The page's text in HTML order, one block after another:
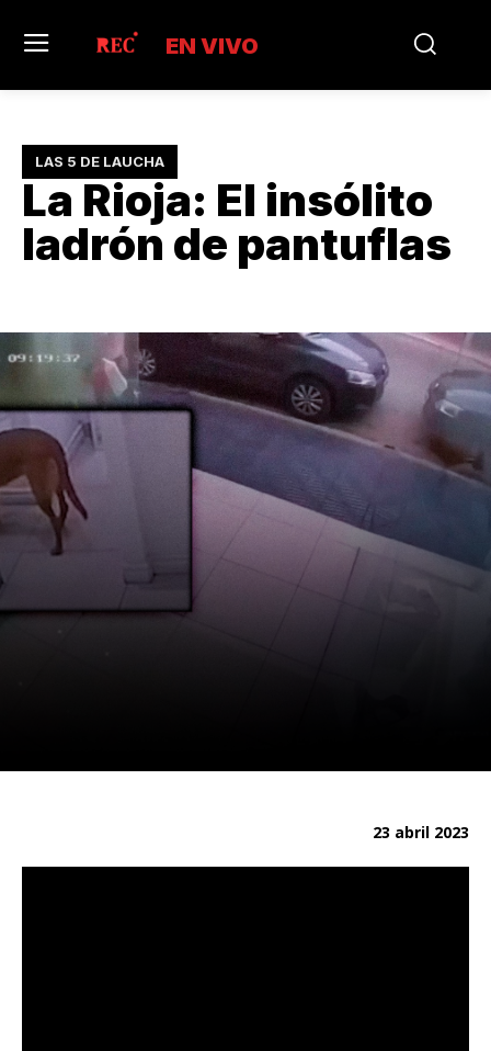
EN VIVO
LAS 5 DE LAUCHA
La Rioja: El insólito
ladrón de pantuflas
23 abril 2023